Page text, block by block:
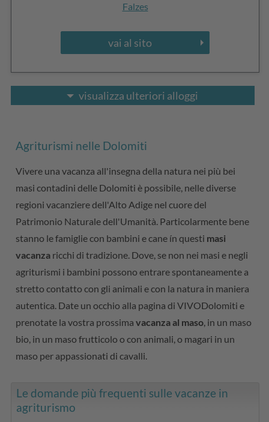
Falzes
vai al sito
visualizza ulteriori alloggi
Agriturismi nelle Dolomiti
Vivere una vacanza all'insegna della natura nei più bei
masi contadini delle Dolomiti è possibile, nelle diverse
regioni vacanziere dell'Alto Adige nel cuore del
Patrimonio Naturale dell'Umanità. Particolarmente bene
stanno le famiglie con bambini e cane ín questi masi
vacanza ricchi di tradizione. Dove, se non nei masi e negli
agriturismi i bambini possono entrare spontaneamente a
stretto contatto con gli animali e con la natura in maniera
autentica. Date un occhio alla pagina di VIVODolomiti e
prenotate la vostra prossimavacanza al maso , in un maso
bio, in un maso frutticolo o con animali, o magari in un
maso per appassionati di cavalli.
Le domande più frequenti sulle vacanze in
agriturismo